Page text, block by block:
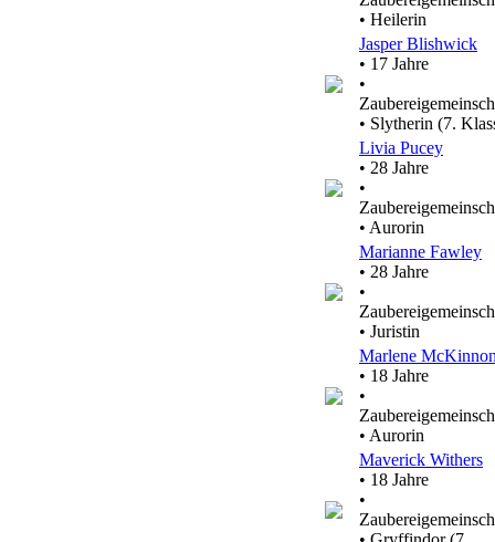
• Heilerin
Jasper Blishwick
• 17 Jahre
•
• Slytherin (7.
Livia Pucey
• 28 Jahre
•
• Aurorin
Marianne Fawley
• 28 Jahre
•
• Juristin
Marlene
• 18 Jahre
•
• Aurorin
Maverick Withers
• 18 Jahre
•